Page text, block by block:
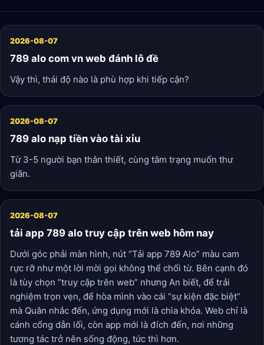
2026-08-07
789 alo com vn web đánh lô đề
Vậy thì, thái độ nào là phù hợp khi tiếp cận?
2026-08-07
789 alo nạp tiền vào tài xỉu
Từ 3-5 người bạn thân thiết, cùng tâm trạng muốn thư
giãn.
2026-08-07
tải app 789 alo truy cập trên web hôm nay
Dưới góc phải màn hình, nút “Tải app 789 Alo” màu cam
rực rỡ như một lời mời gọi không thể chối từ. Bên cạnh đó
là tùy chọn “truy cập trên web” nhưng An biết, để trải
nghiệm trọn vẹn, để hòa mình vào cái “sự kiện đặc biệt”
mà Quân nhắc đến, ứng dụng mới là chìa khóa. Web chỉ là
cánh cổng dẫn lối, còn app mới là đích đến, nơi những
tương tác trở nên sống động, tức thì hơn.